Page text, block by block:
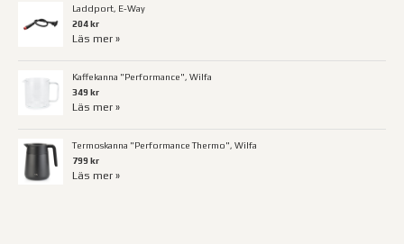
Laddport, E-Way
204 kr
Läs mer »
Kaffekanna "Performance", Wilfa
349 kr
Läs mer »
Termoskanna "Performance Thermo", Wilfa
799 kr
Läs mer »